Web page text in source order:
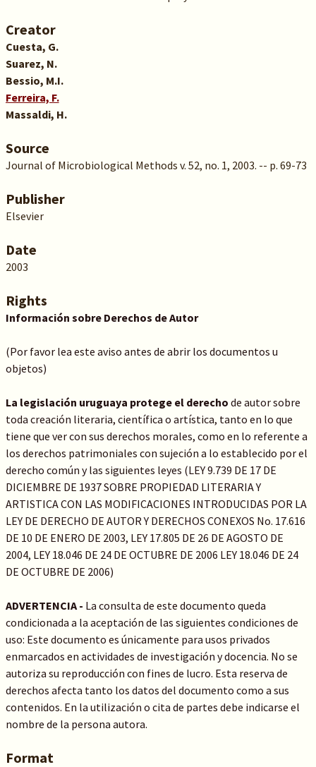
Creator
Cuesta, G.
Suarez, N.
Bessio, M.I.
Ferreira, F.
Massaldi, H.
Source
Journal of Microbiological Methods v. 52, no. 1, 2003. -- p. 69-73
Publisher
Elsevier
Date
2003
Rights
Información sobre Derechos de Autor
(Por favor lea este aviso antes de abrir los documentos u
objetos)
La legislación uruguaya protege el derecho de autor sobre
toda creación literaria, científica o artística, tanto en lo que
tiene que ver con sus derechos morales, como en lo referente a
los derechos patrimoniales con sujeción a lo establecido por el
derecho común y las siguientes leyes (LEY 9.739 DE 17 DE
DICIEMBRE DE 1937 SOBRE PROPIEDAD LITERARIA Y
ARTISTICA CON LAS MODIFICACIONES INTRODUCIDAS POR LA
LEY DE DERECHO DE AUTOR Y DERECHOS CONEXOS No. 17.616
DE 10 DE ENERO DE 2003, LEY 17.805 DE 26 DE AGOSTO DE
2004, LEY 18.046 DE 24 DE OCTUBRE DE 2006 LEY 18.046 DE 24
DE OCTUBRE DE 2006)
ADVERTENCIA - La consulta de este documento queda
condicionada a la aceptación de las siguientes condiciones de
uso: Este documento es únicamente para usos privados
enmarcados en actividades de investigación y docencia. No se
autoriza su reproducción con fines de lucro. Esta reserva de
derechos afecta tanto los datos del documento como a sus
contenidos. En la utilización o cita de partes debe indicarse el
nombre de la persona autora.
Format